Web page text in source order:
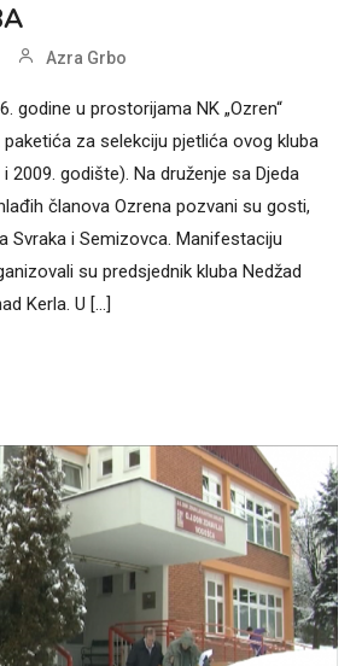
Azra Grbo
godine u prostorijama NK „Ozren“
za selekciju pjetlića ovog kluba
2009. godište). Na druženje sa Djeda
članova Ozrena pozvani su gosti,
Svraka i Semizovca. Manifestaciju
su predsjednik kluba Nedžad
Kerla. U [...]